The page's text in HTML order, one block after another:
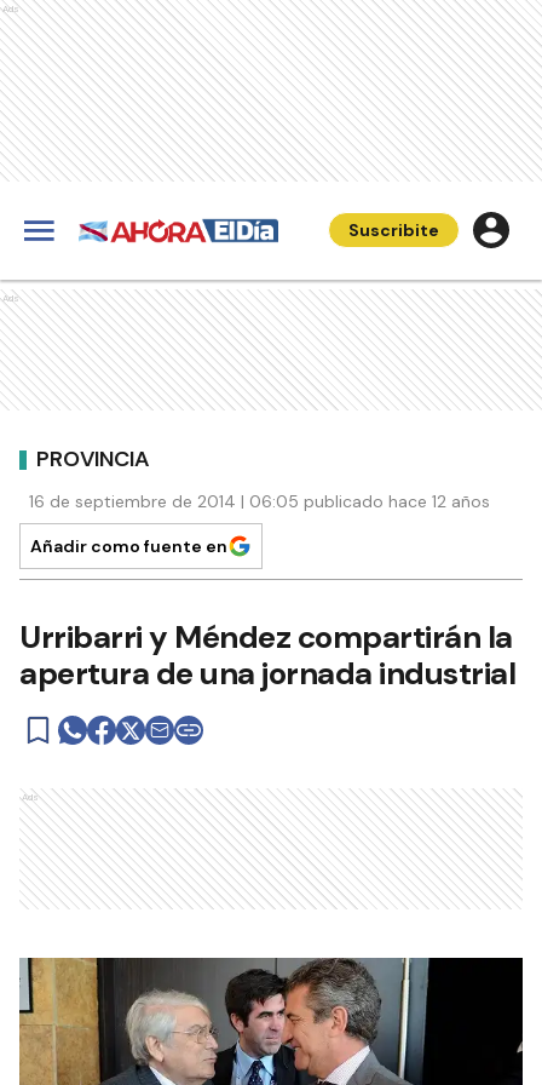
Ads
Suscribite
Ads
PROVINCIA
16 de septiembre de 2014 | 06:05 publicado hace 12 años
Añadir como fuente en
Urribarri y Méndez compartirán la
apertura de una jornada industrial
Ads